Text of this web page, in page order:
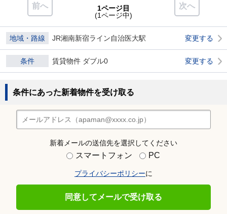
前へ 次へ
1ページ目
(1ページ中)
地域・路線 JR湘南新宿ライン自治医大駅 変更する
条件 賃貸物件 ダブル0 変更する
条件にあった新着物件を受け取る
新着メールの送信先を選択してください
スマートフォン PC
プライバシーポリシーに
同意してメールで受け取る